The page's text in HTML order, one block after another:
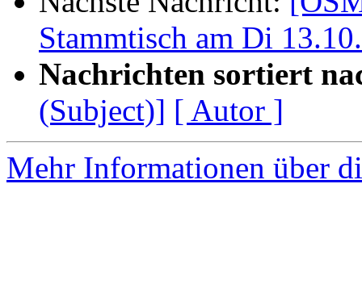
Stammtisch am Di 13.10.
Nachrichten sortiert
(Subject)] [ Autor ]
Mehr Informationen über